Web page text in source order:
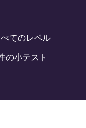
てのレベル
の小テスト